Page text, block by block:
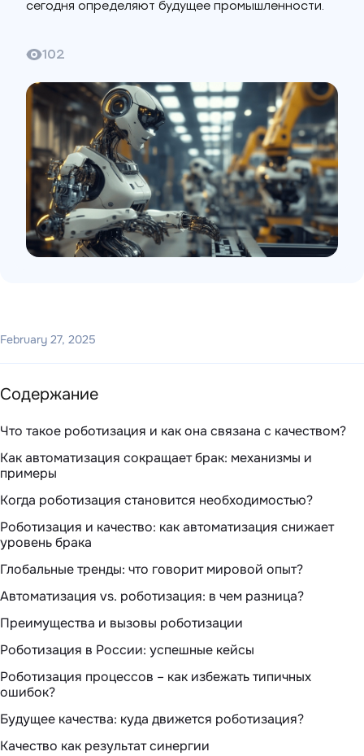
сегодня определяют будущее промышленности.
102
Содержание
Что такое роботизация и как она связана с качеством?
Как автоматизация сокращает брак: механизмы и
примеры
Когда роботизация становится необходимостью?
Роботизация и качество: как автоматизация снижает
уровень брака
Глобальные тренды: что говорит мировой опыт?
Автоматизация vs. роботизация: в чем разница?
Преимущества и вызовы роботизации
Роботизация в России: успешные кейсы
Роботизация процессов – как избежать типичных
ошибок?
Будущее качества: куда движется роботизация?
Качество как результат синергии
February 27, 2025